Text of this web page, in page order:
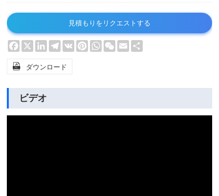
見積もりをリクエストする
Facebook
X LinkedInTelegram
VK PinterestWhatsApp
WeChat
Email
 ダウンロード
ビデオ